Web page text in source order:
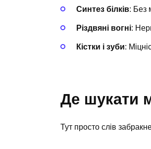
Синтез білків: Без
Різдвяні вогні:
Кістки і зуби:
Де шукати
Тут просто слів